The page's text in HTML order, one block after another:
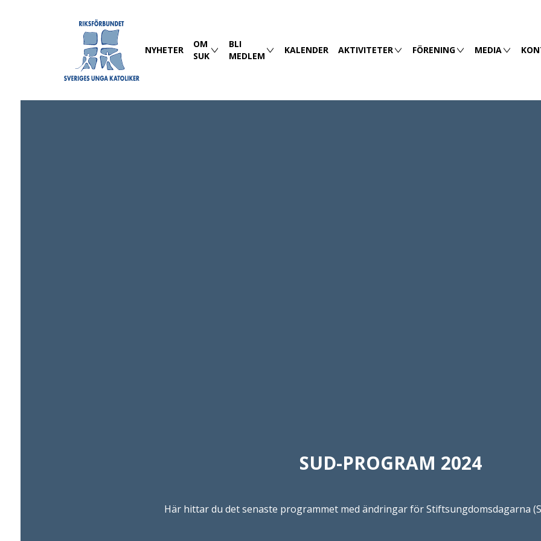
NYHETER
OM
SUK
BLI
MEDLEM
KALENDER AKTIVITETER FÖRENING MEDIA
SUD-PROGRAM 2024
Här hittar du det senaste programmet med ändringar för Stiftsungdomsdagarna